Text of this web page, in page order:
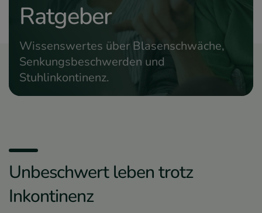
Ratgeber
Wissenswertes über Blasenschwäche,
Senkungsbeschwerden und
Stuhlinkontinenz.
Unbeschwert leben trotz
Inkontinenz